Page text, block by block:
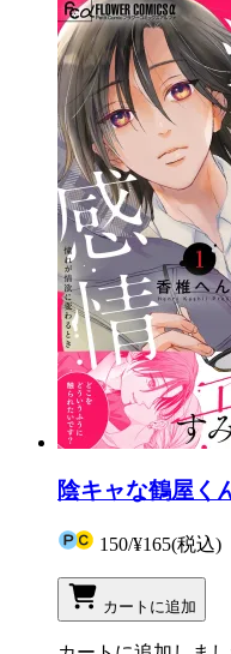
陰キャな鶴屋く
150/¥165(税込)
カートに追加